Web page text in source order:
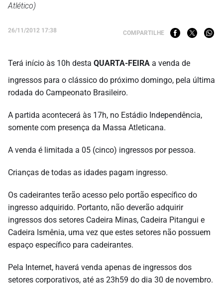
Atlético)
26/11/2012 17:38 COMPARTILHE
Terá início às 10h desta QUARTA-FEIRA a venda de
ingressos para o clássico do próximo domingo, pela última
rodada do Campeonato Brasileiro.
A partida acontecerá às 17h, no Estádio Independência,
somente com presença da Massa Atleticana.
A venda é limitada a 05 (cinco) ingressos por pessoa.
Crianças de todas as idades pagam ingresso.
Os cadeirantes terão acesso pelo portão específico do
ingresso adquirido. Portanto, não deverão adquirir
ingressos dos setores Cadeira Minas, Cadeira Pitangui e
Cadeira Ismênia, uma vez que estes setores não possuem
espaço específico para cadeirantes.
Pela Internet, haverá venda apenas de ingressos dos
setores corporativos, até as 23h59 do dia 30 de novembro.